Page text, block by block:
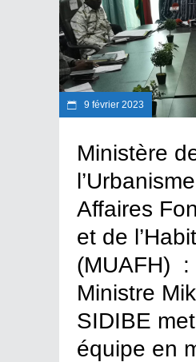
9 février 2023
Ministère
Affaires
et de
(MUAFH) :
Ministre
SIDIBE
équipe en